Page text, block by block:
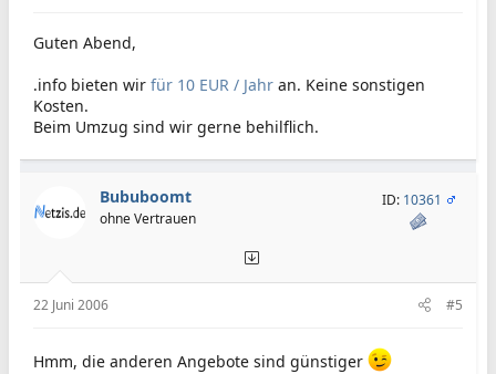
Guten Abend,
.info bieten wir für 10 EUR / Jahr an. Keine sonstigen
Kosten.
Beim Umzug sind wir gerne behilflich.
Bububoomt
ohne Vertrauen
ID: 10361
22 Juni 2006 #5
Hmm, die anderen Angebote sind günstiger